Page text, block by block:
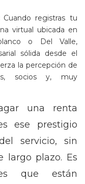
Cuando registras tu
virtual ubicada en
o Del Valle,
sólida desde el
la percepción de
socios y, muy
una renta
ese prestigio
servicio, sin
largo plazo. Es
que están